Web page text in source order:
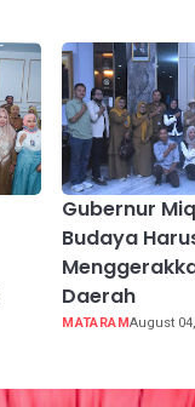
Gubernur
Budaya
Daerah
MATARAMAugust